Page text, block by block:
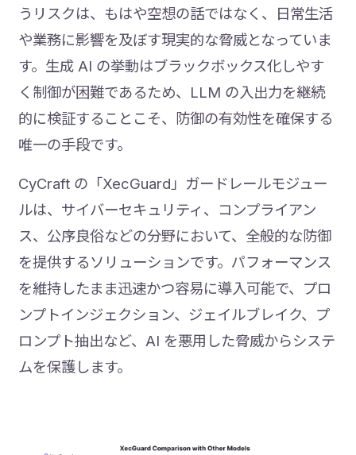
うリスクは、もはや空想の話ではなく、日常生活
や業務に影響を及ぼす現実的な脅威となっていま
す。生成 AI の挙動はブラックボックス化しやす
く制御が困難であるため、LLM の入出力を継続
的に検証することこそ、防御の有効性を確保する
唯一の手段です。
CyCraft の「XecGuard」ガードレールモジュー
ルは、サイバーセキュリティ、コンプライアン
ス、公序良俗などの分野において、全般的な防御
を提供するソリューションです。パフォーマンス
を維持したまま迅速かつ容易に導入可能で、プロ
ンプトインジェクション、ジェイルブレイク、プ
ロンプト抽出など、AI を悪用した脅威からシステ
ムを保護します。